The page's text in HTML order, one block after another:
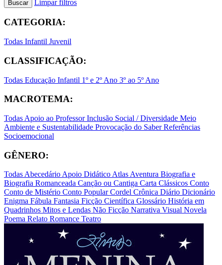
Buscar
Limpar filtros
CATEGORIA:
Todas Infantil Juvenil
CLASSIFICAÇÃO:
Todas Educação Infantil 1º e 2º Ano 3º ao 5º Ano
MACROTEMA:
Todas Apoio ao ProfessorInclusão Social / Diversidade Meio
Ambiente e Sustentabilidade Provocação do SaberReferências
Socioemocional
GÊNERO:
TodasAbecedárioApoio DidáticoAtlasAventura Biografia e
Biografia Romanceada Canção ou Cantiga Carta Clássicos Conto
Conto de Mistério Conto PopularCordel Crônica Diário Dicionário
Enigma Fábula Fantasia Ficção Científica Glossário História em
Quadrinhos Mitos e Lendas Não Ficção Narrativa Visual Novela
Poema Relato Romance Teatro